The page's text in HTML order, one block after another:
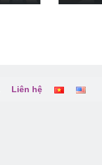
Liên hệ